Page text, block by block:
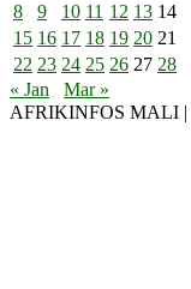
8
9 10 11 12 13 14
15 16 17 18 19 20 21
22 23 24 25 26 27 28
« Jan
Mar »
AFRIKINFOS MALI |